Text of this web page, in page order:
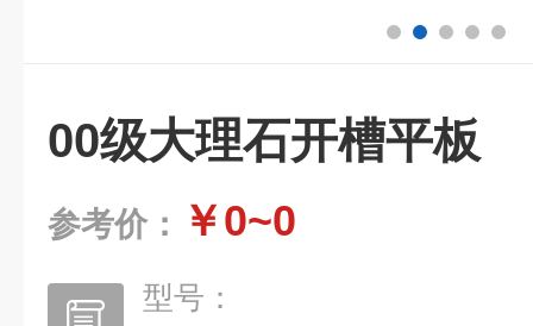
00级大理石开槽平板
参考价： ￥0~0
型号：